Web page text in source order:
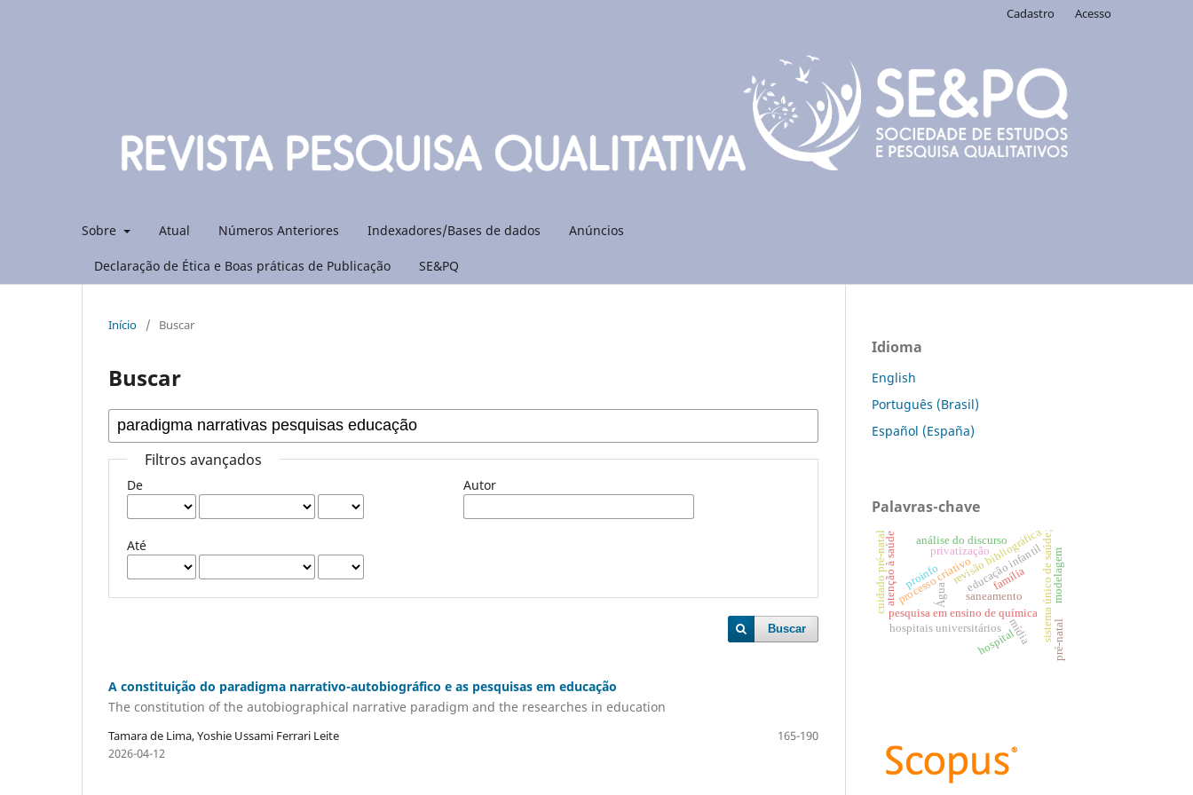
Sobre Atual Números Anteriores Indexadores/Bases de dados Anúncios
Declaração de Ética e Boas práticas de Publicação SE&PQ
Cadastro Acesso
Início / Buscar
Buscar
Filtros avançados
De
Até
Autor
Buscar
A constituição do paradigma narrativo-autobiográfico e as pesquisas em educação
The constitution of the autobiographical narrative paradigm and the researches in education
Tamara de Lima, Yoshie Ussami Ferrari Leite
165-190
2026-04-12
Idioma
English
Português (Brasil)
Español (España)
Palavras-chave
pesquisa em ensino de química
saneamento sistema único de saúde;
educação infantil
revisão bibliográfica
processo criativo modelagem
privatização
Água
análise do discurso
mídia
proinfo
atenção à saúde
hospital
hospitais universitários pré-natal
família
cuidado pré-natal